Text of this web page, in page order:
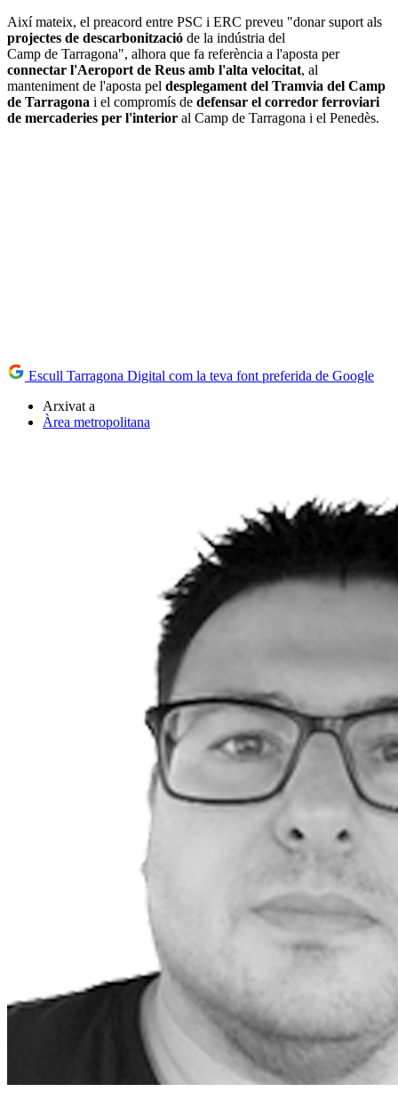
Així mateix, el preacord entre PSC i ERC preveu "donar suport als
projectes de descarbonització de la indústria del
Camp de Tarragona", alhora que fa referència a l'aposta per
connectar l'Aeroport de Reus amb l'alta velocitat, al
manteniment de l'aposta pel desplegament del Tramvia del Camp
de Tarragona i el compromís de defensar el corredor ferroviari
de mercaderies per l'interior al Camp de Tarragona i el Penedès.
Escull Tarragona Digital com la teva font preferida de Google
Arxivat a
Àrea metropolitana